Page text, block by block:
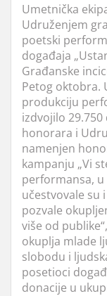
Umetnička
Udruženjem
poetski
događaja
Građanske
Petog oktobra.
produkciju
izdvojilo
honorara i
namenjen
kampanju „Vi
performansa,
učestvovale su
pozvale
više od
okuplja mlade
slobodu i
posetioci
donacije u